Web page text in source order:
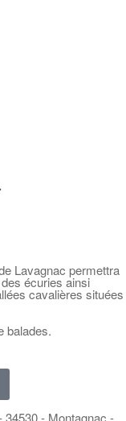
Lavagnac permettra
écuries ainsi
cavalières situées
balades.
- Montagnac -